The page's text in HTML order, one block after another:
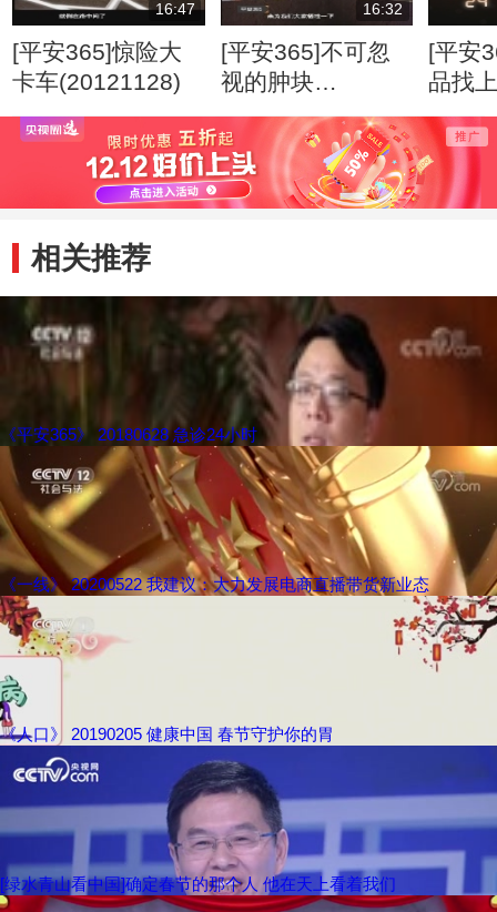
16:47
[平安365]惊险大
卡车(20121128)
16:32
[平安365]不可忽
视的肿块
(20120807)
[平安
品找
相关推荐
《平安365》 20180628 急诊24小时
《一线》 20200522 我建议：大力发展电商直播带货新业态
《人口》 20190205 健康中国 春节守护你的胃
[绿水青山看中国]确定春节的那个人 他在天上看着我们